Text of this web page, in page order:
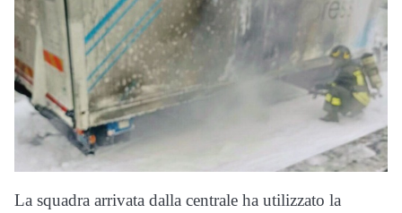
La squadra arrivata dalla centrale ha utilizzato la